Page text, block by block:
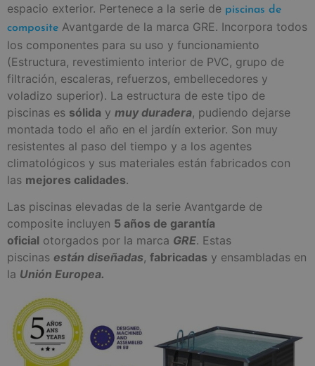
espacio exterior. Pertenece a la serie de piscinas de
composite Avantgarde de la marca GRE. Incorpora todos
los componentes para su uso y funcionamiento
(Estructura, revestimiento interior de PVC, grupo de
filtración, escaleras, refuerzos, embellecedores y
voladizo superior). La estructura de este tipo de
piscinas es sólida y muy duradera, pudiendo dejarse
montada todo el año en el jardín exterior. Son muy
resistentes al paso del tiempo y a los agentes
climatológicos y sus materiales están fabricados con
las mejores calidades.
Las piscinas elevadas de la serie Avantgarde de
composite incluyen 5 años de garantía
oficial otorgados por la marca GRE. Estas
piscinas están diseñadas, fabricadas y ensambladas en
la Unión Europea.